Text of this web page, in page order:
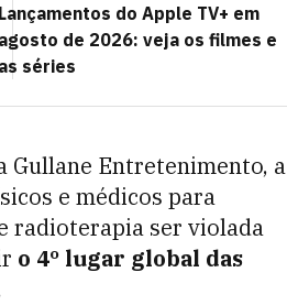
Lançamentos do Apple TV+ em
agosto de 2026: veja os filmes e
as séries
Gullane Entretenimento, a
e médicos para
radioterapia ser violada
o 4º lugar global das